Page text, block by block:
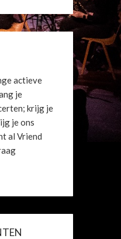
actieve
je
krijg je
je ons
al Vriend